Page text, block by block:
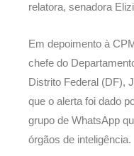
relatora, senadora
Em depoimento à
chefe do
Distrito Federal (DF),
que o alerta foi dado
grupo de WhatsApp
órgãos de inteligência.